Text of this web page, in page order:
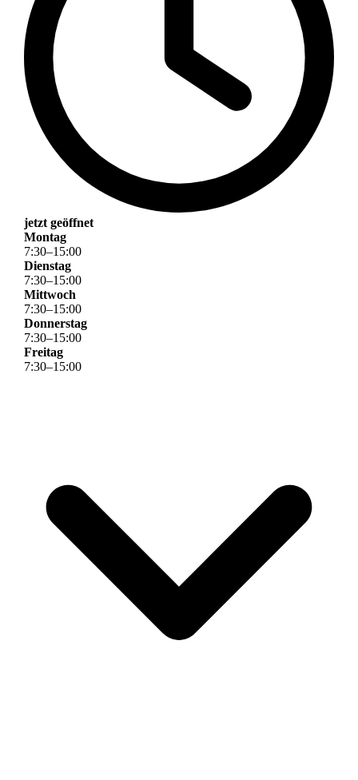
jetzt geöffnet
Montag
7:30–15:00
Dienstag
7:30–15:00
Mittwoch
7:30–15:00
Donnerstag
7:30–15:00
Freitag
7:30–15:00